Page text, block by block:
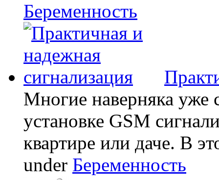
Беременность
Многие наверняка уже
установке GSM
квартире или даче. В
under Беременность